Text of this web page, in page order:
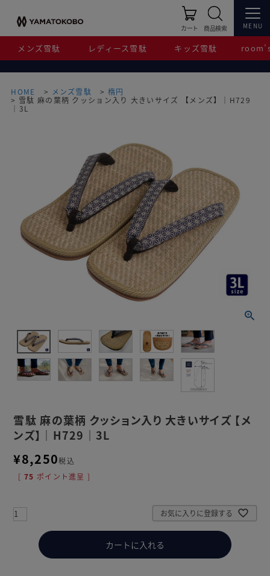
カート 商品検索
メンズ雪駄 レディース雪駄 キッズ雪駄
MENU
HOME メンズ雪駄
楕円
雪駄 麻の葉柄 クッション入り 大きいサイズ 【メンズ】｜H729
｜3L
雪駄 麻の葉柄 クッション入り 大きいサイズ 【メ
ンズ】｜H729｜3L
¥8,250税込
[ 75 ポイント進呈 ]
お気に入りに登録する
カートに入れる